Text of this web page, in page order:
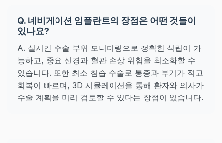
Q. 네비게이션 임플란트의 장점은 어떤 것들이
있나요?
A. 실시간 수술 부위 모니터링으로 정확한 식립이 가
능하고, 중요 신경과 혈관 손상 위험을 최소화할 수
있습니다. 또한 최소 침습 수술로 통증과 부기가 적고
회복이 빠르며, 3D 시뮬레이션을 통해 환자와 의사가
수술 계획을 미리 검토할 수 있다는 장점이 있습니다.